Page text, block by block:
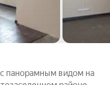
с панорамным видом на